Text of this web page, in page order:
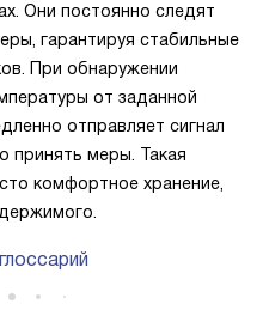
Они постоянно следят
гарантируя стабильные
При обнаружении
от заданной
отправляет сигнал
принять меры. Такая
комфортное хранение,